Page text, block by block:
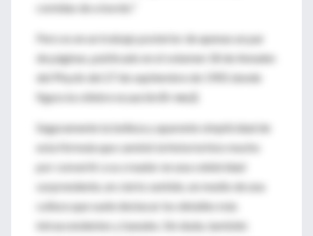
comidas de a bordo."
Pero es en un trabajo posterior de apenas un par
de páginas, publicado en el volumen 18 de Annalen
del Physik del 27 de septiembre de 1905 donde
figura la célebre ecuaciónE= mc2
Seguramente la belleza y aparente simplicidad de
esta fórmula que cambió la historia hizo mucho
por convertir a su creador en una celebridad
sorprendente, en cierto sentido, en medio de una
cultura que suele destacar los detalles más
intrascendentes y banales. Sin duda, también